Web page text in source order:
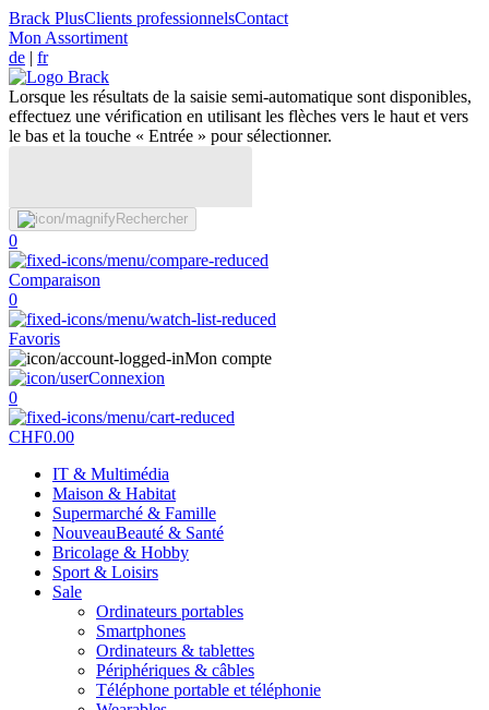
Brack PlusClients professionnelsContact
Mon Assortiment
de | fr
Lorsque les résultats de la saisie semi-automatique sont disponibles,
effectuez une vérification en utilisant les flèches vers le haut et vers
le bas et la touche « Entrée » pour sélectionner.
Rechercher
0
Comparaison
0
Favoris
Mon compte
Connexion
0
CHF0.00
IT & Multimédia
Maison & Habitat
Supermarché & Famille
NouveauBeauté & Santé
Bricolage & Hobby
Sport & Loisirs
Sale
Ordinateurs portables
Smartphones
Ordinateurs & tablettes
Périphériques & câbles
Téléphone portable et téléphonie